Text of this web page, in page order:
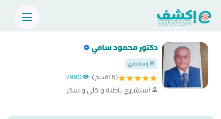
دكتور محمود سامي
إستشاري
(6 تقييم) 2990
استشاري باطنة و كلي و سكر